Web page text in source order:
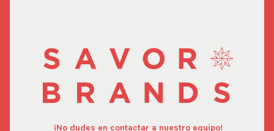
¡No dudes en contactar a nuestro equipo!